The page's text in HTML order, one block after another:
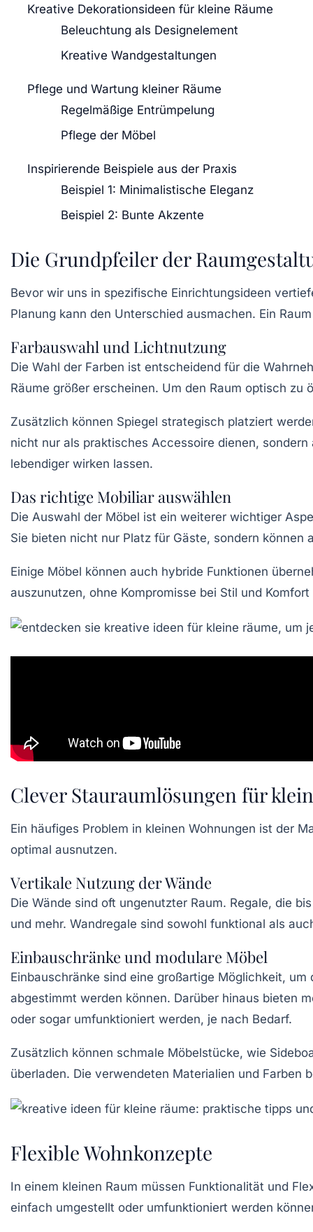
Kreative Dekorationsideen für kleine Räume
Beleuchtung als Designelement
Kreative Wandgestaltungen
Pflege und Wartung kleiner Räume
Regelmäßige Entrümpelung
Pflege der Möbel
Inspirierende Beispiele aus der Praxis
Beispiel 1: Minimalistische Eleganz
Beispiel 2: Bunte Akzente
Die Grundpfeiler der
Bevor wir uns in spezifische Einrichtungsideen
Planung kann den Unterschied ausmachen. Ein
Farbauswahl und Lichtnutzung
Die Wahl der Farben ist entscheidend für die
Räume größer erscheinen. Um den Raum optisch
Zusätzlich können Spiegel strategisch platziert
nicht nur als praktisches Accessoire dienen,
lebendiger wirken lassen.
Das richtige Mobiliar auswählen
Die Auswahl der Möbel ist ein weiterer wichtiger
Sie bieten nicht nur Platz für Gäste, sondern
Einige Möbel können auch hybride Funktionen
auszunutzen, ohne Kompromisse bei Stil und
Clever Stauraumlösungen für
Ein häufiges Problem in kleinen Wohnungen ist der
optimal ausnutzen.
Vertikale Nutzung der Wände
Die Wände sind oft ungenutzter Raum. Regale, die
und mehr. Wandregale sind sowohl funktional als
Einbauschränke und modulare Möbel
Einbauschränke sind eine großartige Möglichkeit,
abgestimmt werden können. Darüber hinaus bieten
oder sogar umfunktioniert werden, je nach Bedarf.
Zusätzlich können schmale Möbelstücke, wie
überladen. Die verwendeten Materialien und Farben
Flexible Wohnkonzepte
In einem kleinen Raum müssen Funktionalität und
einfach umgestellt oder umfunktioniert werden